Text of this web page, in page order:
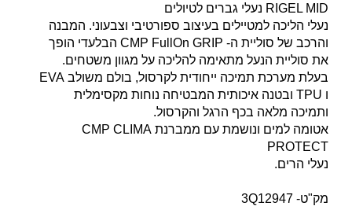
RIGEL MID נעלי גברים לטיולים
נעלי הליכה למטיילים בעיצוב ספורטיבי וצבעוני. המבנה
והרכב של סוליית ה- CMP FullOn GRIP הבלעדי הופך
את סוליית הנעל מתאימה להליכה על מגוון משטחים.
בעלת מערכת תמיכה ייחודית לקרסול, בולם משולב EVA
ו TPU ובטנה איכותית המבטיחה נוחות מקסימלית
ותמיכה מלאה בכף הרגל והקרסול.
אטומה למים ונושמת עם ממברנת CMP CLIMA
PROTECT
נעלי הרים.
מק"ט- 3Q12947